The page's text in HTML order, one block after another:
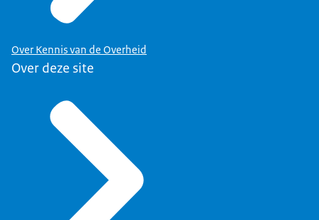
Dat werd natuurlijk ook vaak genoeg
gezegd. Geen misverstand hierover.
Dat kunnen ambtenaren goed. Althans,
hogere ambtenaren. Mij laten weten
dat ik 'maar' project-DG was. Als je
daar niet gevoelig voor was, maar dat
als geuzennaam gebruikte, hadden we
het met dat kleine clubje hartstikke
goed. Met z'n vijven.
Over Kennis van de Overheid
Over deze site